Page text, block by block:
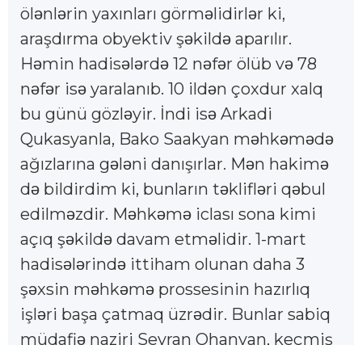
ölənlərin yaxınları görməlidirlər ki,
araşdırma obyektiv şəkildə aparılır.
Həmin hadisələrdə 12 nəfər ölüb və 78
nəfər isə yaralanıb. 10 ildən çoxdur xalq
bu günü gözləyir. İndi isə Arkadi
Qukasyanla, Bako Saakyan məhkəmədə
ağızlarına gələni danışırlar. Mən hakimə
də bildirdim ki, bunların təklifləri qəbul
edilməzdir. Məhkəmə iclası sona kimi
açıq şəkildə davam etməlidir. 1-mart
hadisələrində ittiham olunan daha 3
şəxsin məhkəmə prossesinin hazırlıq
işləri başa çatmaq üzrədir. Bunlar sabiq
müdafiə naziri Seyran Ohanyan, keçmiş